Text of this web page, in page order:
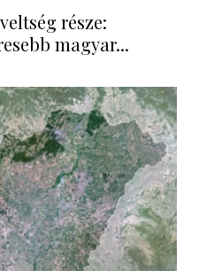
része:
magyar...